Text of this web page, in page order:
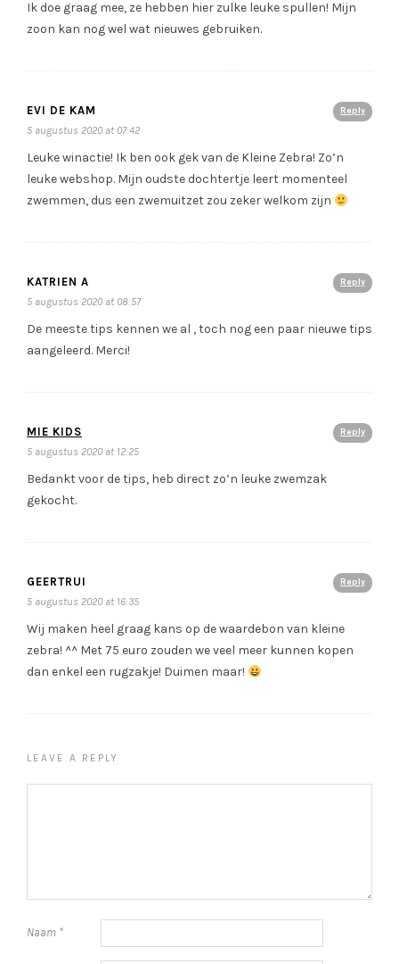
Ik doe graag mee, ze hebben hier zulke leuke spullen! Mijn
zoon kan nog wel wat nieuwes gebruiken.
Reply
EVI DE KAM
5 augustus 2020 at 07:42
Leuke winactie! Ik ben ook gek van de Kleine Zebra! Zo’n
leuke webshop. Mijn oudste dochtertje leert momenteel
zwemmen, dus een zwemuitzet zou zeker welkom zijn
Reply
KATRIEN A
5 augustus 2020 at 08:57
De meeste tips kennen we al , toch nog een paar nieuwe tips
aangeleerd. Merci!
Reply
MIE KIDS
5 augustus 2020 at 12:25
Bedankt voor de tips, heb direct zo’n leuke zwemzak
gekocht.
Reply
GEERTRUI
5 augustus 2020 at 16:35
Wij maken heel graag kans op de waardebon van kleine
zebra! ^^ Met 75 euro zouden we veel meer kunnen kopen
dan enkel een rugzakje! Duimen maar!
LEAVE A REPLY
Naam *